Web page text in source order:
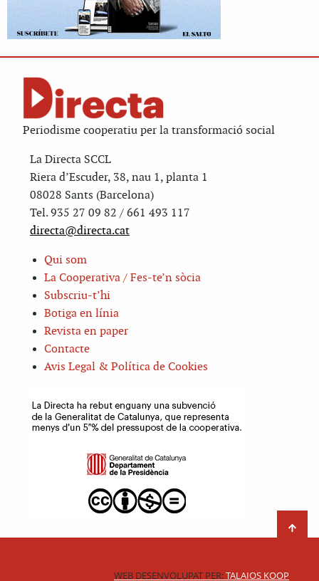
Periodisme cooperatiu per la transformació social
La Directa SCCL
Riera d’Escuder, 38, nau 1, planta 1
08028 Sants (Barcelona)
Tel. 935 27 09 82 / 661 493 117
directa@directa.cat
Qui som
La Cooperativa / Fes-te’n sòcia
Subscriu-t’hi
Botiga en línia
Revista en paper
Contacte
Avis Legal & Política de Cookies
WEB DESENVOLUPAT PER:TALAIOS KOOP